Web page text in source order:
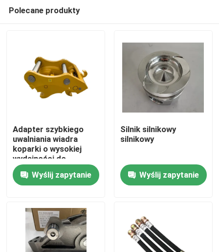
Dom
Produkty
O nas
Wycieczka po fabryce
Polecane produkty
Adapter szybkiego
uwalniania wiadra
koparki o wysokiej
wydajności do
zastosowań w koparki
o pojemności 1-3 tony
Wyślij zapytanie
Silnik silnikowy
silnikowy
Wyślij zapytanie